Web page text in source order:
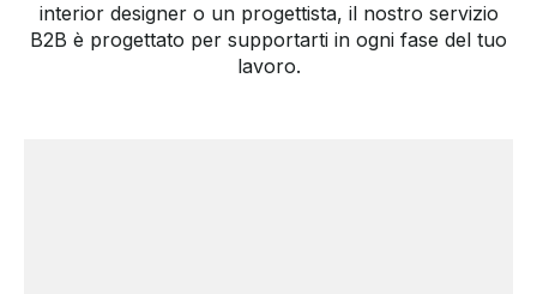
interior designer o un progettista, il nostro servizio
B2B è progettato per supportarti in ogni fase del tuo
lavoro.